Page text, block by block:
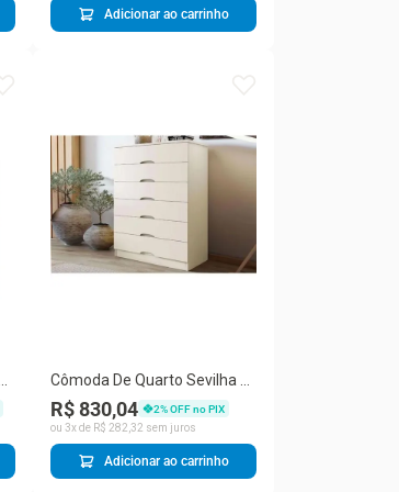
Adicionar ao carrinho
Cômoda De Quarto Sevilha C-
6 Gavetas Off White - Europa
R$ 830,04 2% OFF no PIX
ou 3x de R$ 282 32 sem juros
Adicionar ao carrinho